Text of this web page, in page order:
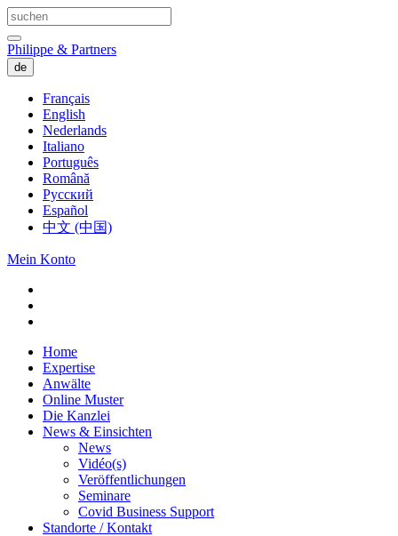
Philippe & Partners
de
Français
English
Nederlands
Italiano
Português
Română
Русский
Español
中文 (中国)
Mein Konto
Home
Expertise
Anwälte
Online Muster
Die Kanzlei
News & Einsichten
News
Vidéo(s)
Veröffentlichungen
Seminare
Covid Business Support
Standorte / Kontakt